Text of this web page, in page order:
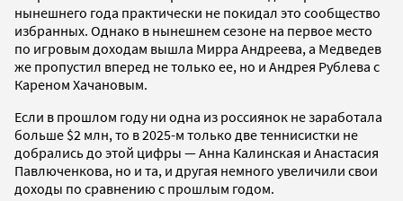
нынешнего года практически не покидал это сообщество
избранных. Однако в нынешнем сезоне на первое место
по игровым доходам вышла Мирра Андреева, а Медведев
же пропустил вперед не только ее, но и Андрея Рублева с
Кареном Хачановым.
Если в прошлом году ни одна из россиянок не заработала
больше $2 млн, то в 2025-м только две теннисистки не
добрались до этой цифры — Анна Калинская и Анастасия
Павлюченкова, но и та, и другая немного увеличили свои
доходы по сравнению с прошлым годом.